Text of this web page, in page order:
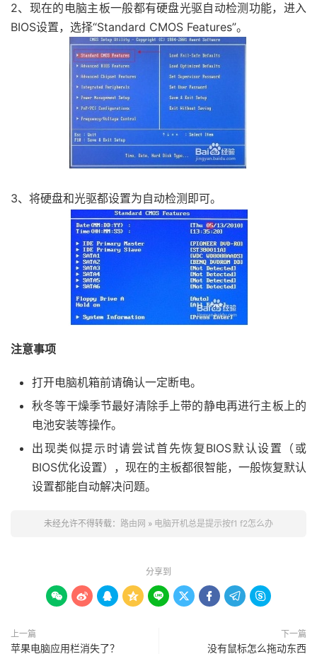
2、现在的电脑主板一般都有硬盘光驱自动检测功能，进入
BIOS设置，选择“Standard CMOS Features”。
3、将硬盘和光驱都设置为自动检测即可。
注意事项
打开电脑机箱前请确认一定断电。
秋冬等干燥季节最好清除手上带的静电再进行主板上的
电池安装等操作。
出现类似提示时请尝试首先恢复BIOS默认设置（或
BIOS优化设置），现在的主板都很智能，一般恢复默认
设置都能自动解决问题。
未经允许不得转载： 路由网 » 电脑开机总是提示按f1 f2怎么办
分享到
        
上一篇
苹果电脑应用栏消失了？
下一篇
没有鼠标怎么拖动东西